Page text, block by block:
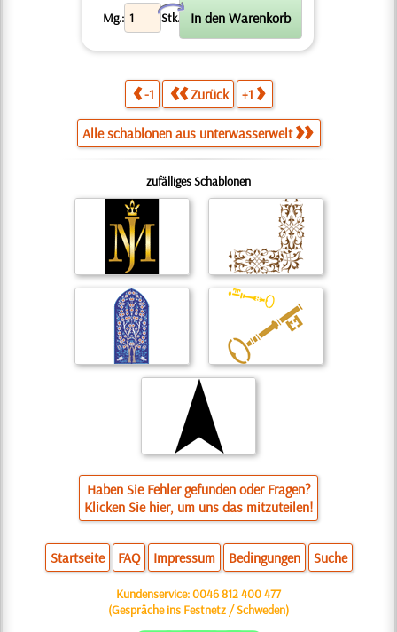
Mg.: Stk.
X
-1 Zurück +1
Alle schablonen aus unterwasserwelt
zufälliges Schablonen
Haben Sie Fehler gefunden oder Fragen?
Klicken Sie hier, um uns das mitzuteilen!
Startseite FAQ Impressum Bedingungen Suche
Kundenservice:0046 812 400 477
(Gespräche ins Festnetz / Schweden)